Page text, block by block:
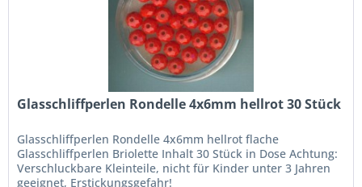
Glasschliffperlen Rondelle 4x6mm hellrot 30 Stück
Glasschliffperlen Rondelle 4x6mm hellrot flache
Glasschliffperlen Briolette Inhalt 30 Stück in Dose Achtung:
Verschluckbare Kleinteile, nicht für Kinder unter 3 Jahren
geeignet, Erstickungsgefahr!